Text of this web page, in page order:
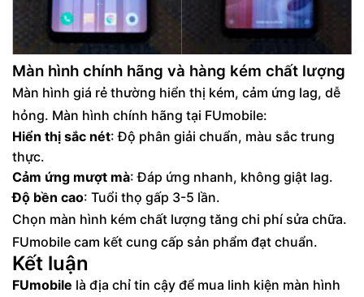
Màn hình chính hãng và hàng kém chất lượng
Màn hình giá rẻ thường hiển thị kém, cảm ứng lag, dễ
hỏng. Màn hình chính hãng tại FUmobile:
Hiển thị sắc nét: Độ phân giải chuẩn, màu sắc trung
thực.
Cảm ứng mượt mà: Đáp ứng nhanh, không giật lag.
Độ bền cao: Tuổi thọ gấp 3-5 lần.
Chọn màn hình kém chất lượng tăng chi phí sửa chữa.
FUmobile cam kết cung cấp sản phẩm đạt chuẩn.
Kết luận
FUmobile là địa chỉ tin cậy để mua linh kiện màn hình